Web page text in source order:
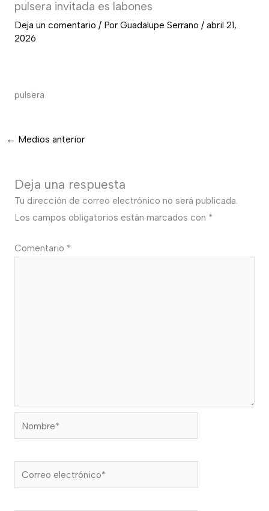
pulsera invitada es labones
Deja un comentario / Por Guadalupe Serrano / abril 21,
2026
pulsera
← Medios anterior
Deja una respuesta
Tu dirección de correo electrónico no será publicada.
Los campos obligatorios están marcados con *
Comentario *
Nombre*
Correo
electrónico*